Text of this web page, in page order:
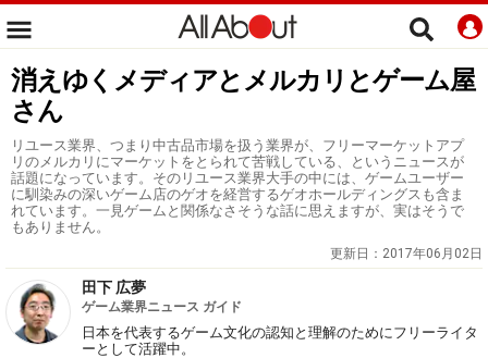
消えゆくメディアとメルカリとゲーム屋
さん
リユース業界、つまり中古品市場を扱う業界が、フリーマーケットアプ
リのメルカリにマーケットをとられて苦戦している、というニュースが
話題になっています。そのリユース業界大手の中には、ゲームユーザー
に馴染みの深いゲーム店のゲオを経営するゲオホールディングスも含ま
れています。一見ゲームと関係なさそうな話に思えますが、実はそうで
もありません。
更新日： 2017年06月02日
田下 広夢
ゲーム業界ニュース ガイド
日本を代表するゲーム文化の認知と理解のためにフリーライタ
ーとして活躍中。